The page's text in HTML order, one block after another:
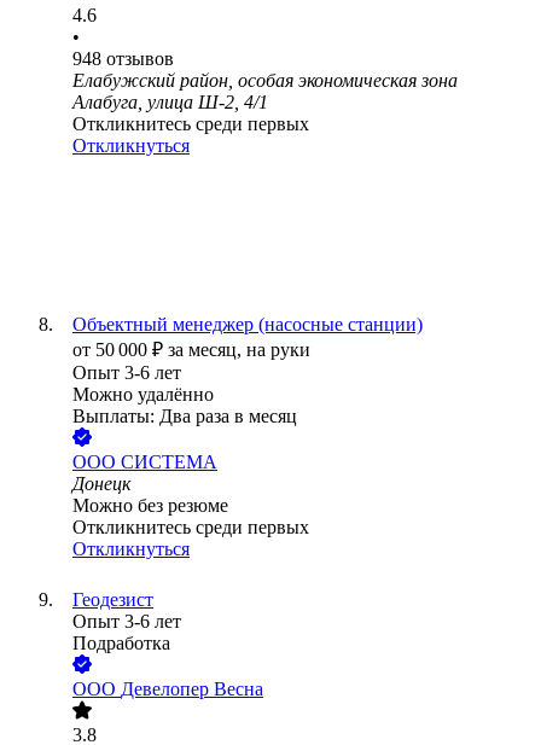
4.6
•
948 отзывов
Елабужский район, особая экономическая зона
Алабуга, улица Ш-2, 4/1
Откликнитесь среди первых
Откликнуться
Объектный менеджер (насосные станции)
от 50 000 ₽ за месяц, на руки
Опыт 3-6 лет
Можно удалённо
Выплаты: Два раза в месяц
ООО СИСТЕМА
Донецк
Можно без резюме
Откликнитесь среди первых
Откликнуться
Геодезист
Опыт 3-6 лет
Подработка
ООО Девелопер Весна
3.8